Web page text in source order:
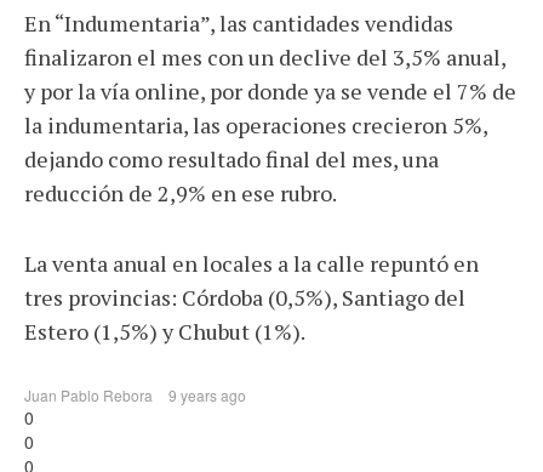
En “Indumentaria”, las cantidades vendidas
finalizaron el mes con un declive del 3,5% anual,
y por la vía online, por donde ya se vende el 7% de
la indumentaria, las operaciones crecieron 5%,
dejando como resultado final del mes, una
reducción de 2,9% en ese rubro.
La venta anual en locales a la calle repuntó en
tres provincias: Córdoba (0,5%), Santiago del
Estero (1,5%) y Chubut (1%).
Juan Pablo Rebora 9 years ago
0
0
0